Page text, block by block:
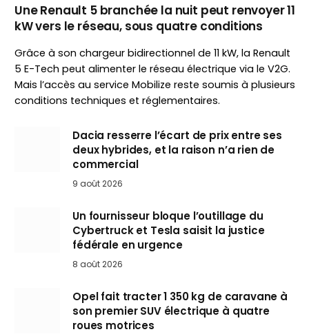
Une Renault 5 branchée la nuit peut renvoyer 11
kW vers le réseau, sous quatre conditions
Grâce à son chargeur bidirectionnel de 11 kW, la Renault
5 E-Tech peut alimenter le réseau électrique via le V2G.
Mais l’accès au service Mobilize reste soumis à plusieurs
conditions techniques et réglementaires.
Dacia resserre l’écart de prix entre ses
deux hybrides, et la raison n’a rien de
commercial
9 août 2026
Un fournisseur bloque l’outillage du
Cybertruck et Tesla saisit la justice
fédérale en urgence
8 août 2026
Opel fait tracter 1 350 kg de caravane à
son premier SUV électrique à quatre
roues motrices